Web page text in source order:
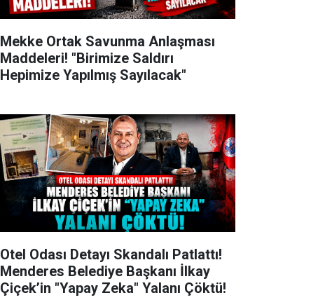
Mekke Ortak Savunma Anlaşması
Maddeleri! "Birimize Saldırı
Hepimize Yapılmış Sayılacak"
Otel Odası Detayı Skandalı Patlattı!
Menderes Belediye Başkanı İlkay
Çiçek’in "Yapay Zeka" Yalanı Çöktü!